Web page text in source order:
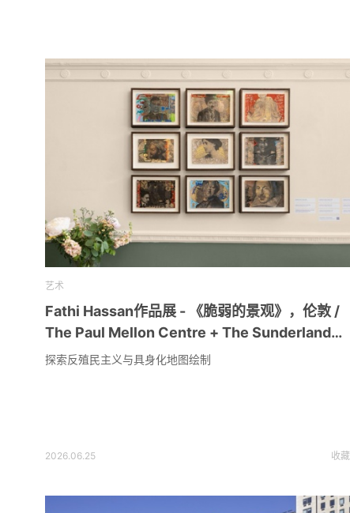
艺术
Fathi Hassan作品展 - 《脆弱的景观》，伦敦 /
The Paul Mellon Centre + The Sunderland
Collection
探索反殖民主义与具身化地图绘制
2026.06.25 收藏